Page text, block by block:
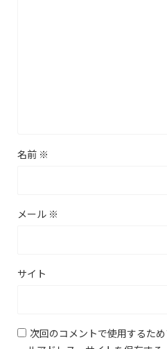
名前 ※
メール ※
サイト
次回のコメントで使用するた